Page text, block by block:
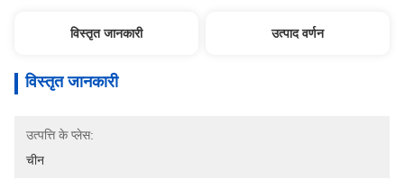
विस्तृत जानकारी उत्पाद वर्णन
विस्तृत जानकारी
उत्पत्ति के प्लेस:
चीन